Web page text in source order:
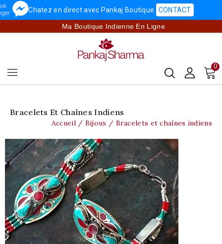
Chatez en direct avec Pankaj Boutique CONTACT
Ma Boutique Indienne En Ligne
0
Bracelets Et Chaînes Indiens
Accueil Bijoux Bracelets et chaînes indiens